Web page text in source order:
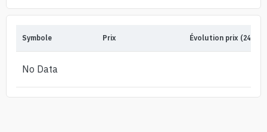
Symbole Prix Évolution prix (24h)
No Data